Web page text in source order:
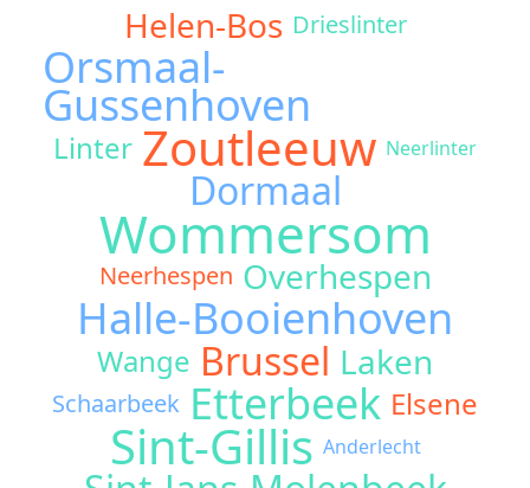
Helen-Bos Drieslinter
Orsmaal-
Gussenhoven
Linter Zoutleeuw Neerlinter
Dormaal
Wommersom
Neerhespen Overhespen
Halle-Booienhoven
Wange Brussel Laken
Schaarbeek Etterbeek Elsene
Sint-Gillis Anderlecht